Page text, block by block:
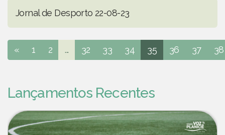
Jornal de Desporto 22-08-23
« 1 2 ... 32 33 34 35 36 37 38
Lançamentos Recentes